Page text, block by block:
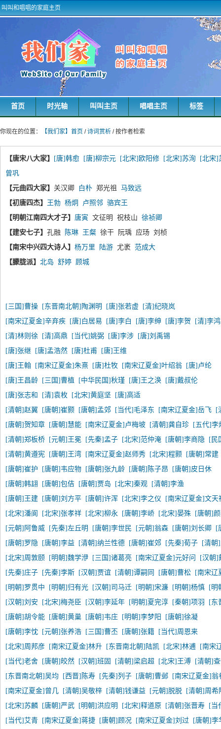
叫叫和唱唱的家庭主页
首页 时光轴 叫叫主页 唱唱主页 标签
你现在的位置： 【我们家】首页 /诗词赏析 / 按作者检索
【唐宋八大家】 [唐]韩愈 [唐]柳宗元 [北宋]欧阳修 [北宋]苏洵
[北宋]
曾巩
【元曲四大家】 关汉卿 白朴 郑光祖 马致远
【初唐四杰】
王勃 杨炯 卢照邻 骆宾王
【明朝江南四大才子】 唐寅 文征明 祝枝山 徐祯卿
【建安七子】 孔融 陈琳 王粲 徐干 阮瑀 应玚 刘桢
【南宋中兴四大诗人】 杨万里 陆游 尤袤 范成大
【朦胧派】 北岛 舒婷 顾城
[三国]曹操 [东晋南北朝]陶渊明 [唐]张若虚
[清]纪晓岚
[南宋辽夏金]辛弃疾
[唐]白居易 [唐]李白 [唐]李绅 [唐]李贺
[清]李
[清]林则徐
[清]高鼎 [当代]姚弼 [唐]李涉
[唐]刘禹锡
[唐]张继
[唐]孟浩然 [唐]杜甫
[唐]王维
[唐]王翰
[南宋辽夏金]朱熹 [唐]杜牧 [南宋辽夏金]叶绍翁
[唐]卢纶
[唐]王昌龄
[三国]曹植 [中华民国]秋瑾 [唐]王之涣
[唐]戴叔伦
[唐]张志和
[清]袁枚 [北宋]黄庭坚
[唐]高适
[清朝]赵翼
[唐朝]崔颢 [唐朝]孟郊 [当代]毛泽东 [南宋辽夏金]岳飞
[
[唐朝]贺知章
[唐朝]慧能 [南宋辽夏金]卢梅坡 [清朝]龚自珍
[五代]李
[清朝]郑板桥
[元朝]王冕 [先秦]孟子 [北宋]范仲淹 [唐朝]李商隐
[民
[清朝]黄遵宪
[唐朝]王湾 [南宋辽夏金]赵师秀 [北宋]程颢
[唐朝]常建
[唐朝]崔护
[唐朝]韦应物 [唐朝]张九龄 [唐朝]陈子昂
[唐朝]皮日休
[唐朝]韩翃
[唐朝]包佶 [唐朝]贾岛 [北宋]秦观
[清朝]李渔
[唐朝]王建
[唐朝]刘方平 [唐朝]许浑 [北宋]李之仪
[南宋辽夏金]文天
[北宋]潘阆
[北宋]张孝祥 [北宋]柳永 [唐朝]李峤 [北宋]晏殊
[唐朝]
[元朝]阿鲁威
[先秦]左丘明 [唐朝]李世民 [元朝]翁森 [唐朝]刘长卿
[
[唐朝]罗隐
[唐朝]李益 [清朝]纳兰性德 [唐朝]崔郊 [先秦]荀子
[清朝
[北宋]周敦颐
[明朝]魏学洢 [三国]诸葛亮 [南宋辽夏金]元好问
[汉朝]
[先秦]庄子
[先秦]李斯 [汉朝]贾谊 [清朝]谭嗣同 [唐朝]曹松
[南宋辽
[明朝]罗贯中
[明朝]归有光 [汉朝]司马迁 [明朝]宋濂 [明朝]杨慎
[明
[汉朝]刘安
[北宋]梅尧臣 [汉朝]李延年 [明朝]夏完淳 [秦朝]项羽
[东
[唐朝]胡令能
[唐朝]黄巢 [唐朝]韦庄 [明朝]李梦阳
[唐朝]徐凝
[唐朝]李忱
[元朝]张养浩 [三国]曹丕 [唐朝]张籍
[当代]周恩来
[北宋]周邦彦
[南宋辽夏金]林升 [东晋南北朝]陆凯 [北宋]林逋
[南宋
[当代]老舍
[唐朝]皎然 [汉朝]班固 [清朝]梁启超 [北宋]王溥
[清朝]
[东晋南北朝]吴均
[西晋]陈寿 [先秦]列子 [唐朝]曹邺
[南宋辽夏金]翁
[南宋辽夏金]曾几
[清朝]吴敬梓 [清朝]钱谦益 [元朝]脱脱
[清朝]周希
[北宋]苏麟
[唐朝]严武 [明朝]洪应明 [北宋]释道原 [清朝]张晋寿
[当
[当代]艾青
[南宋辽夏金]蒋捷 [唐朝]顾况 [南宋辽夏金]刘过
[唐朝]李